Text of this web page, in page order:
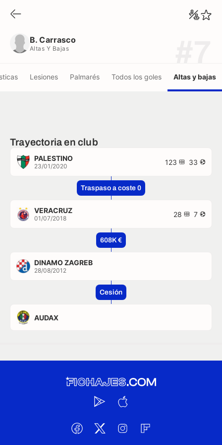
B. Carrasco
Altas Y Bajas
Lesiones Palmarés Todos los goles Altas y bajas
Trayectoria en club
PALESTINO
23/01/2020 123 33
Traspaso a coste 0
VERACRUZ
01/07/2018 28 7
608K €
DINAMO ZAGREB
28/08/2012
Cesión
AUDAX